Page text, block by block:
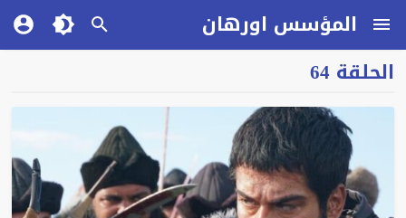
المؤسس اورهان
الحلقة 64